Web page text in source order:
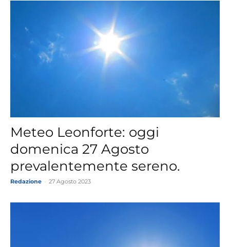
Meteo Leonforte: oggi
domenica 27 Agosto
prevalentemente sereno.
Redazione 27 Agosto 2023